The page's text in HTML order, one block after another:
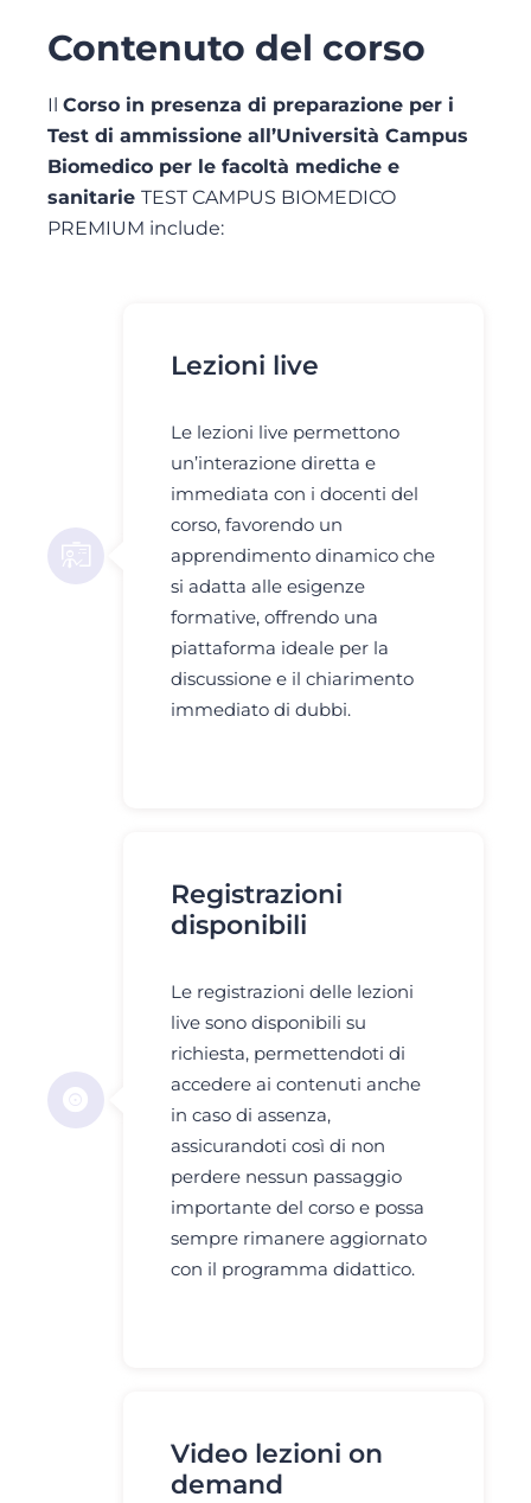
Contenuto del corso
Il Corso in presenza di preparazione per i
Test di ammissione all’Università Campus
Biomedico per le facoltà mediche e
sanitarie TEST CAMPUS BIOMEDICO
PREMIUM include:
Lezioni live
Le lezioni live permettono
un’interazione diretta e
immediata con i docenti del
corso, favorendo un
apprendimento dinamico che
si adatta alle esigenze
formative, offrendo una
piattaforma ideale per la
discussione e il chiarimento
immediato di dubbi.
Registrazioni
disponibili
Le registrazioni delle lezioni
live sono disponibili su
richiesta, permettendoti di
accedere ai contenuti anche
in caso di assenza,
assicurandoti così di non
perdere nessun passaggio
importante del corso e possa
sempre rimanere aggiornato
con il programma didattico.
Video lezioni on
demand